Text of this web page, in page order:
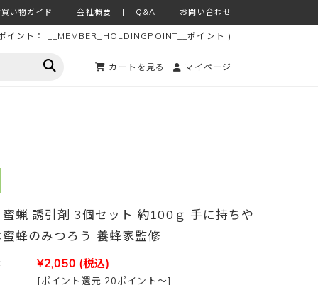
買い物ガイド 会社概要 Q&A お問い合わせ
イント： __MEMBER_HOLDINGPOINT__ポイント )
カートを見る マイページ
蜜蝋 誘引剤 3個セット 約100ｇ 手に持ちや
蜂のみつろう 養蜂家監修
¥2,050 (税込)
[ポイント還元 20ポイント～]